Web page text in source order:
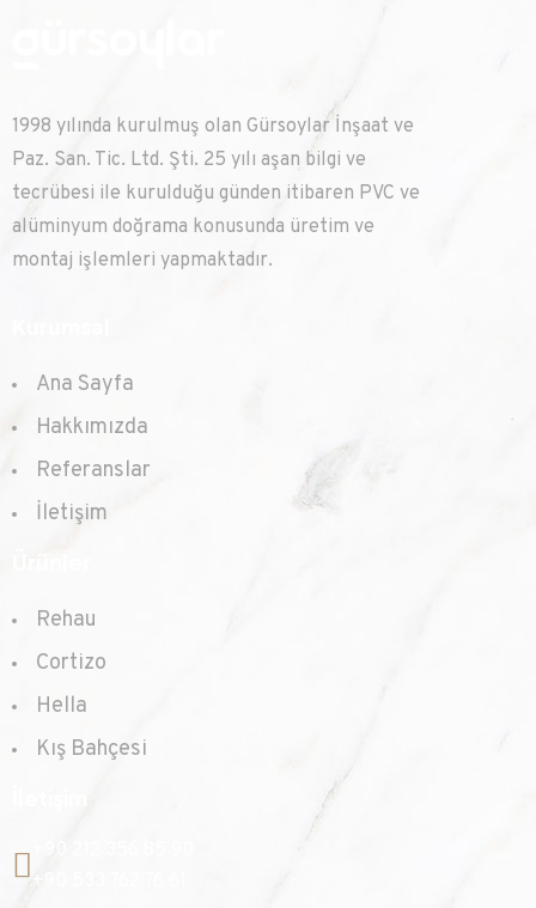
1998 yılında kurulmuş olan Gürsoylar İnşaat ve
Paz. San. Tic. Ltd. Şti. 25 yılı aşan bilgi ve
tecrübesi ile kurulduğu günden itibaren PVC ve
alüminyum doğrama konusunda üretim ve
montaj işlemleri yapmaktadır.
Ana Sayfa
Hakkımızda
Referanslar
İletişim
Rehau
Cortizo
Hella
Kış Bahçesi
+90 533 762 76 61